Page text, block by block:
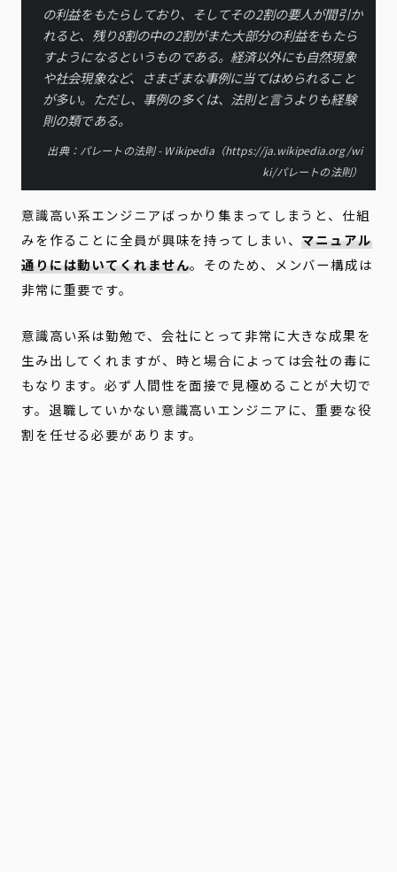
の利益をもたらしており、そしてその2割の要人が間引か
れると、残り8割の中の2割がまた大部分の利益をもたら
すようになるというものである。経済以外にも自然現象
や社会現象など、さまざまな事例に当てはめられること
が多い。ただし、事例の多くは、法則と言うよりも経験
則の類である。
出典： パレートの法則 - Wikipedia（https://ja.wikipedia.org/wi
ki/パレートの法則）
意識高い系エンジニアばっかり集まってしまうと、仕組
みを作ることに全員が興味を持ってしまい、マニュアル
通りには動いてくれません。そのため、メンバー構成は
非常に重要です。
意識高い系は勤勉で、会社にとって非常に大きな成果を
生み出してくれますが、時と場合によっては会社の毒に
もなります。必ず人間性を面接で見極めることが大切で
す。退職していかない意識高いエンジニアに、重要な役
割を任せる必要があります。